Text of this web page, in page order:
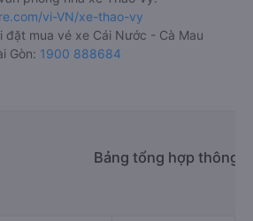
vi-VN/xe-thao-vy
đặt mua vé xe Cái Nước - Cà Mau
Gòn: 1900 888684
Bảng tổng hợp thông